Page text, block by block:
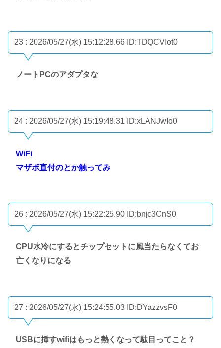
23 : 2026/05/27(水) 15:12:28.66 ID:TDQCVIot0
ノートPCのアダプタな
24 : 2026/05/27(水) 15:19:48.31 ID:xLANJwIo0
WiFi
マザボ直付のとか触ってみ
26 : 2026/05/27(水) 15:22:25.90 ID:bnjc3CnS0
CPU水冷にするとチップセットに風当たらなくてお
亡くなりになる
27 : 2026/05/27(水) 15:24:55.03 ID:DYazzvsF0
USBに挿すwifiはもっと熱くなって駄目ってこと？